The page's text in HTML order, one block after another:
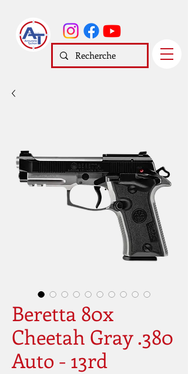
Beretta 80x
Cheetah Gray .380
Auto - 13rd